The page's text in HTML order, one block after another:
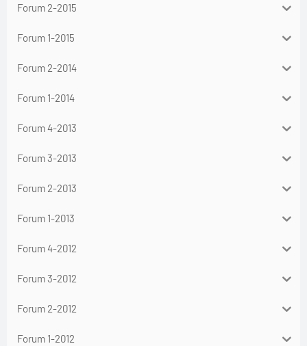
Forum 2-2015
Forum 1-2015
Forum 2-2014
Forum 1-2014
Forum 4-2013
Forum 3-2013
Forum 2-2013
Forum 1-2013
Forum 4-2012
Forum 3-2012
Forum 2-2012
Forum 1-2012